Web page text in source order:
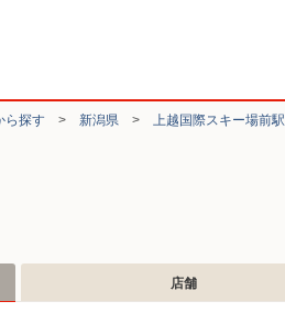
ら探す > 新潟県 > 上越国際スキー場前駅
店舗